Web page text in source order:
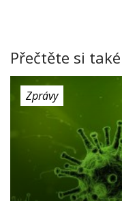
Přečtěte si také
Zprávy